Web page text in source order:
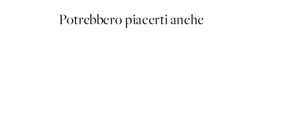
Potrebbero piacerti anche